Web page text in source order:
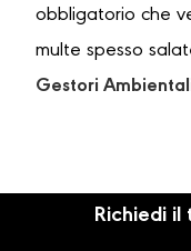
obbligatorio che
multe spesso
Gestori
Richiedi